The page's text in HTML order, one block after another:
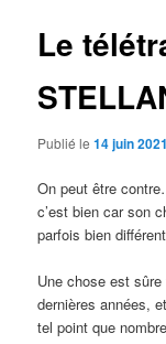
Le
Publié le14 juin 2021
On peut être
c’est bien car son
parfois bien
Une chose est
dernières années,
tel point que